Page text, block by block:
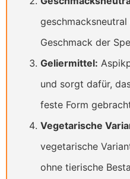
Geschmack der
Geliermittel:
und sorgt dafür,
feste Form
Vegetarische
vegetarische
ohne tierische